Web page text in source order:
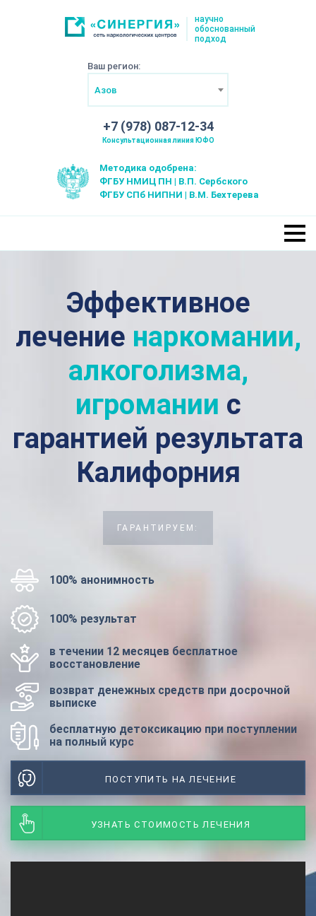
научно
обоснованный
подход
Ваш регион:
Азов
+7 (978) 087-12-34
Консультационная линия ЮФО
Методика одобрена:
ФГБУ НМИЦ ПН | В.П. Сербского
ФГБУ СПб НИПНИ | В.М. Бехтерева
Эффективное
лечение наркомании,
алкоголизма,
игромании с
гарантией результата
Калифорния
ГАРАНТИРУЕМ:
100% анонимность
100% результат
в течении 12 месяцев бесплатное
восстановление
возврат денежных средств при досрочной
выписке
бесплатную детоксикацию при поступлении
на полный курс
ПОСТУПИТЬ НА ЛЕЧЕНИЕ
УЗНАТЬ СТОИМОСТЬ ЛЕЧЕНИЯ